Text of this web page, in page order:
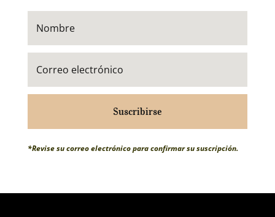
Suscribirse
*Revise su correo electrónico para confirmar su suscripción.